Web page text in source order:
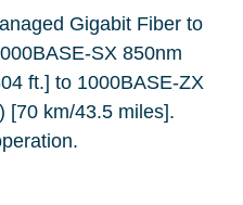
Gigabit Fiber to
SX 850nm
ft.] to 1000BASE-ZX
[70 km/43.5 miles].